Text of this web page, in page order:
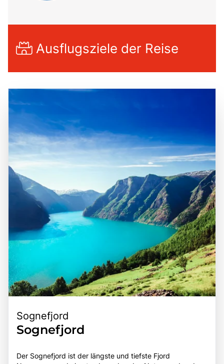
Ausflugsziele der Reise
Sognefjord
Sognefjord
Der Sognefjord ist der längste und tiefste Fjord